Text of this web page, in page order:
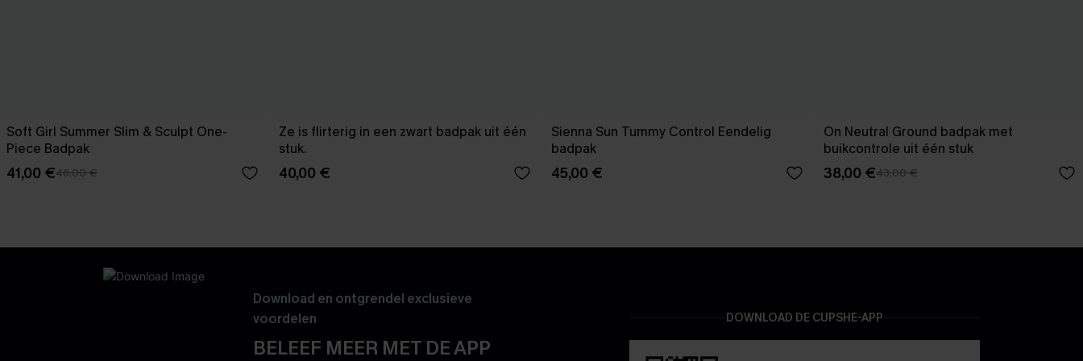
Soft Girl Summer Slim & Sculpt One-
Piece Badpak
41,00 €46,00 €
Ze is flirterig in een zwart badpak uit één
stuk.
40,00 €
Sienna Sun Tummy Control Eendelig
badpak
45,00 €
On Neutral Ground badpak met
buikcontrole uit één stuk
38,00 €43,00 €
Download en ontgrendel exclusieve
voordelen
BELEEF MEER MET DE APP
DOWNLOAD DE CUPSHE-APP